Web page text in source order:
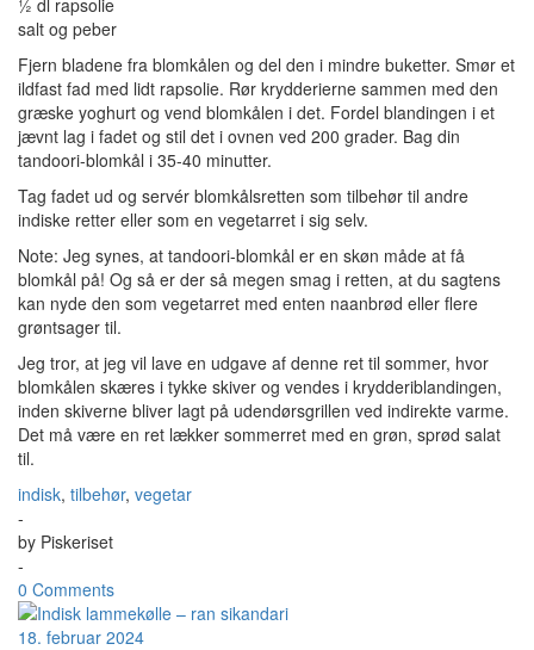
½ dl rapsolie
salt og peber
Fjern bladene fra blomkålen og del den i mindre buketter. Smør et
ildfast fad med lidt rapsolie. Rør krydderierne sammen med den
græske yoghurt og vend blomkålen i det. Fordel blandingen i et
jævnt lag i fadet og stil det i ovnen ved 200 grader. Bag din
tandoori-blomkål i 35-40 minutter.
Tag fadet ud og servér blomkålsretten som tilbehør til andre
indiske retter eller som en vegetarret i sig selv.
Note: Jeg synes, at tandoori-blomkål er en skøn måde at få
blomkål på! Og så er der så megen smag i retten, at du sagtens
kan nyde den som vegetarret med enten naanbrød eller flere
grøntsager til.
Jeg tror, at jeg vil lave en udgave af denne ret til sommer, hvor
blomkålen skæres i tykke skiver og vendes i krydderiblandingen,
inden skiverne bliver lagt på udendørsgrillen ved indirekte varme.
Det må være en ret lækker sommerret med en grøn, sprød salat
til.
indisk, tilbehør, vegetar
-
by Piskeriset
-
0 Comments
18. februar 2024